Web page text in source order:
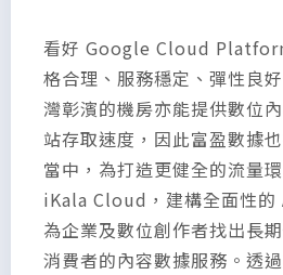
看好 Google Cloud
格合理、服務穩定、彈性良
灣彰濱的機房亦能提供數位
站存取速度，因此富盈數據
當中，為打造更健全的流量
iKala Cloud，建構全面性的
為企業及數位創作者找出長
消費者的內容數據服務。透